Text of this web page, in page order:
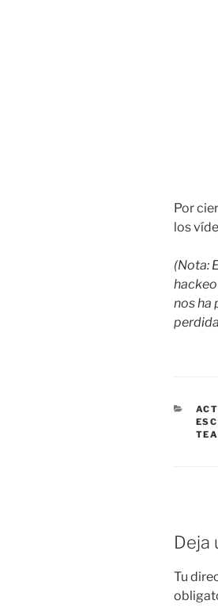
Por
los
(Nota:
nos ha
Deja
Tu